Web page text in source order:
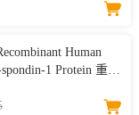
Human
1 Protein 重组
白